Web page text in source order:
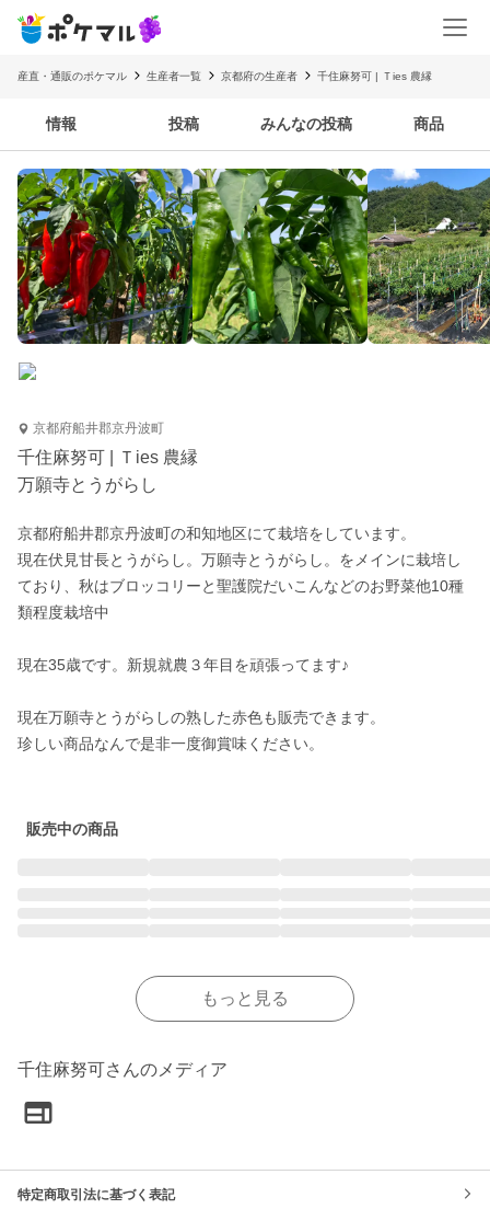
産直・通販のポケマル 生産者一覧 京都府の生産者 千住麻努可 | Ｔies 農縁
情報 投稿 みんなの投稿 商品
京都府船井郡京丹波町
千住麻努可 | Ｔies 農縁
万願寺とうがらし
京都府船井郡京丹波町の和知地区にて栽培をしています。
現在伏見甘長とうがらし。万願寺とうがらし。をメインに栽培し
ており、秋はブロッコリーと聖護院だいこんなどのお野菜他10種
類程度栽培中
現在35歳です。新規就農３年目を頑張ってます♪
現在万願寺とうがらしの熟した赤色も販売できます。
珍しい商品なんで是非一度御賞味ください。
販売中の商品
もっと見る
千住麻努可さんのメディア
特定商取引法に基づく表記